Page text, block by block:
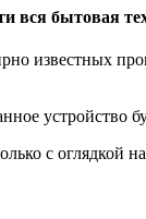
вся бытовая
известных
с оглядкой